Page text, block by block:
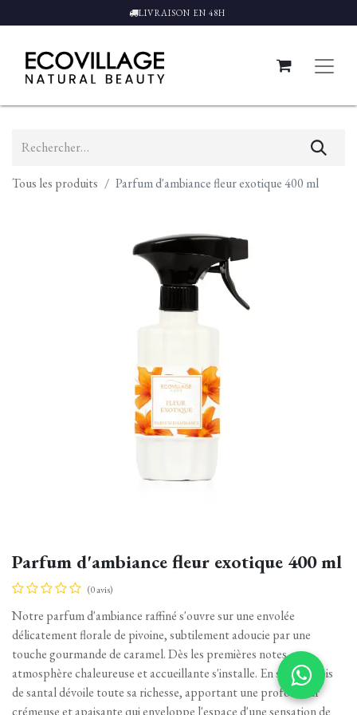
LIVRAISON EN 48H
Tous les produits Parfum d'ambiance fleur exotique 400 ml
Parfum d'ambiance fleur exotique 400 ml
(0 avis)
Notre parfum d'ambiance raffiné s'ouvre sur une envolée
délicatement florale de pivoine, subtilement adoucie par une
touche gourmande de caramel. Dès les premières notes, une
atmosphère chaleureuse et accueillante s'installe. En suite le bois
de santal dévoile toute sa richesse, apportant une profondeur